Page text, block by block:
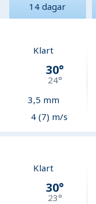
14 dagar
Klart
30°
24°
3,5 mm
4 (7) m/s
Klart
30°
23°